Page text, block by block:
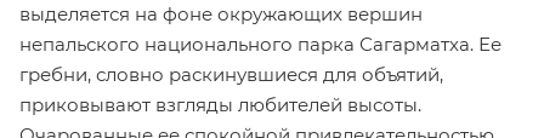
выделяется на фоне окружающих вершин
непальского национального парка Сагарматха. Ее
гребни, словно раскинувшиеся для объятий,
приковывают взгляды любителей высоты.